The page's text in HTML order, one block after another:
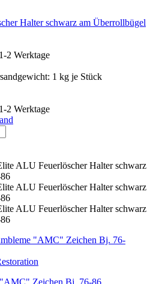
Halter schwarz am Überrollbügel
1-2 Werktage
1 kg je Stück
1-2 Werktage
"AMC" Zeichen Bj. 76-86